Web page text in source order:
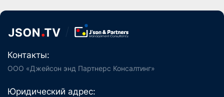
Контакты:
ООО «Джейсон энд Партнерс Консалтинг»
Юридический адрес: